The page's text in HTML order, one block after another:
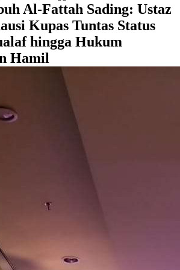
Al-Fattah Sading: Ustaz
Kupas Tuntas Status
hingga Hukum
Hamil